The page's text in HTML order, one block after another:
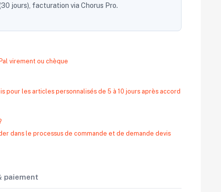
jours), facturation via Chorus Pro.
virement ou chèque
pour les articles personnalisés de 5 à 10 jours après accord
dans le processus de commande et de demande devis
paiement